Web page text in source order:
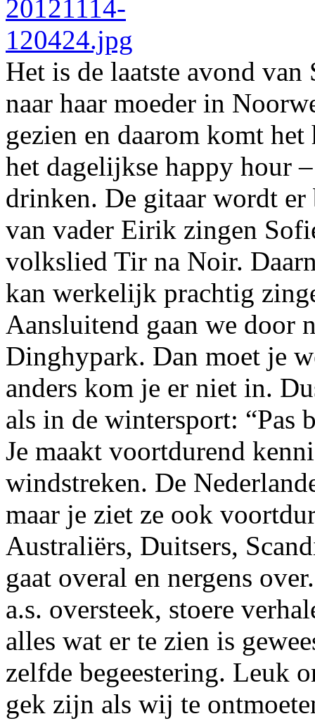
Het is de laatste avond
naar haar moeder in
gezien en daarom komt
het dagelijkse happy hour
drinken. De gitaar wordt
van vader Eirik zingen
volkslied Tir na Noir.
kan werkelijk prachtig
Aansluitend gaan we door
Dinghypark. Dan moet je
anders kom je er niet in.
als in de wintersport: “Pas
Je maakt voortdurend
windstreken. De
maar je ziet ze ook
Australiërs, Duitsers,
gaat overal en nergens
a.s. oversteek, stoere
alles wat er te zien is
zelfde begeestering. Leuk
gek zijn als wij te